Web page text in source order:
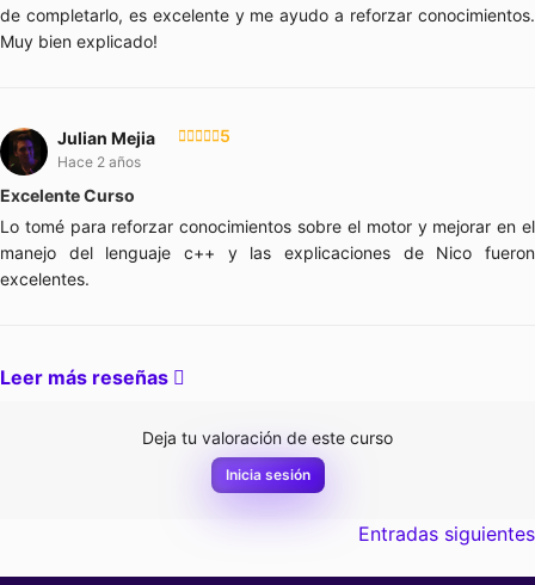
de completarlo, es excelente y me ayudo a reforzar conocimientos.
Muy bien explicado!
Julian Mejia
Hace 2 años
5
Excelente Curso
Lo tomé para reforzar conocimientos sobre el motor y mejorar en el
manejo del lenguaje c++ y las explicaciones de Nico fueron
excelentes.
Leer más reseñas
Deja tu valoración de este curso
Inicia sesión
Entradas siguientes